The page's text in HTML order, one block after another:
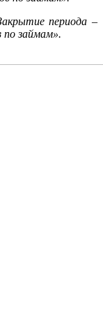
периода –
по займам».